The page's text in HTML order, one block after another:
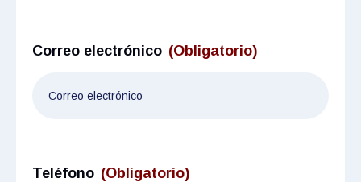
Correo electrónico (Obligatorio)
Teléfono (Obligatorio)